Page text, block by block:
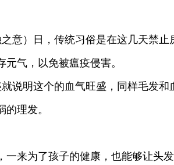
意）日，传统习俗是在这几天禁止
气，以免被瘟疫侵害。
说明这个的血气旺盛，同样毛发和
理发。
来为了孩子的健康，也能够让头